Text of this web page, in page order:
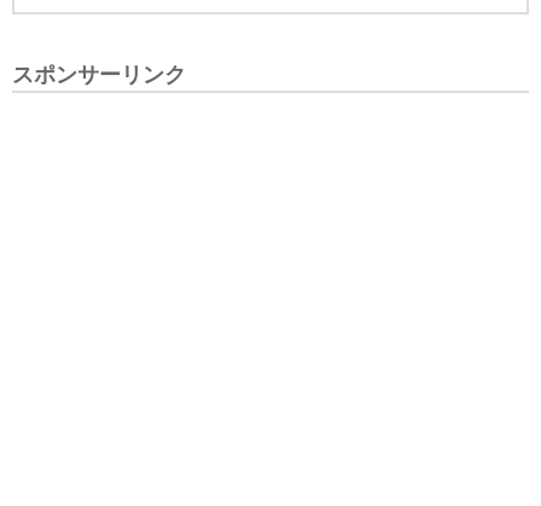
スポンサーリンク